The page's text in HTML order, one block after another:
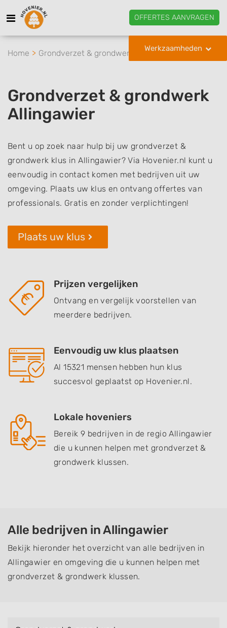
OFFERTES AANVRAGEN
Werkzaamheden
Home Grondverzet & grondwerk Allingawier
Grondverzet & grondwerk
Allingawier
Bent u op zoek naar hulp bij uw grondverzet &
grondwerk klus in Allingawier? Via Hovenier.nl kunt u
eenvoudig in contact komen met bedrijven uit uw
omgeving. Plaats uw klus en ontvang offertes van
professionals. Gratis en zonder verplichtingen!
Plaats uw klus
Prijzen vergelijken
Ontvang en vergelijk voorstellen van
meerdere bedrijven.
Eenvoudig uw klus plaatsen
Al 15321 mensen hebben hun klus
succesvol geplaatst op Hovenier.nl.
Lokale hoveniers
Bereik 9 bedrijven in de regio Allingawier
die u kunnen helpen met grondverzet &
grondwerk klussen.
Alle bedrijven in Allingawier
Bekijk hieronder het overzicht van alle bedrijven in
Allingawier en omgeving die u kunnen helpen met
grondverzet & grondwerk klussen.